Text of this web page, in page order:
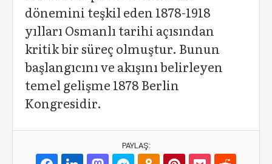
dönemini teşkil eden 1878-1918
yılları Osmanlı tarihi açısından
kritik bir süreç olmuştur. Bunun
başlangıcını ve akışını belirleyen
temel gelişme 1878 Berlin
Kongresidir.
PAYLAŞ: